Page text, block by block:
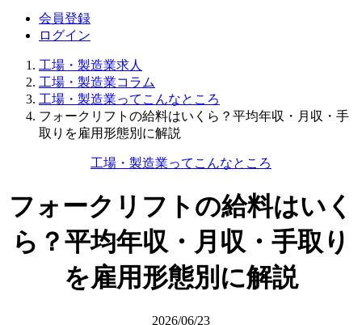
会員登録
ログイン
工場・製造業求人
工場・製造業コラム
工場・製造業ってこんなところ
フォークリフトの給料はいくら？平均年収・月収・手
取りを雇用形態別に解説
工場・製造業ってこんなところ
フォークリフトの給料はいく
ら？平均年収・月収・手取り
を雇用形態別に解説
2026/06/23